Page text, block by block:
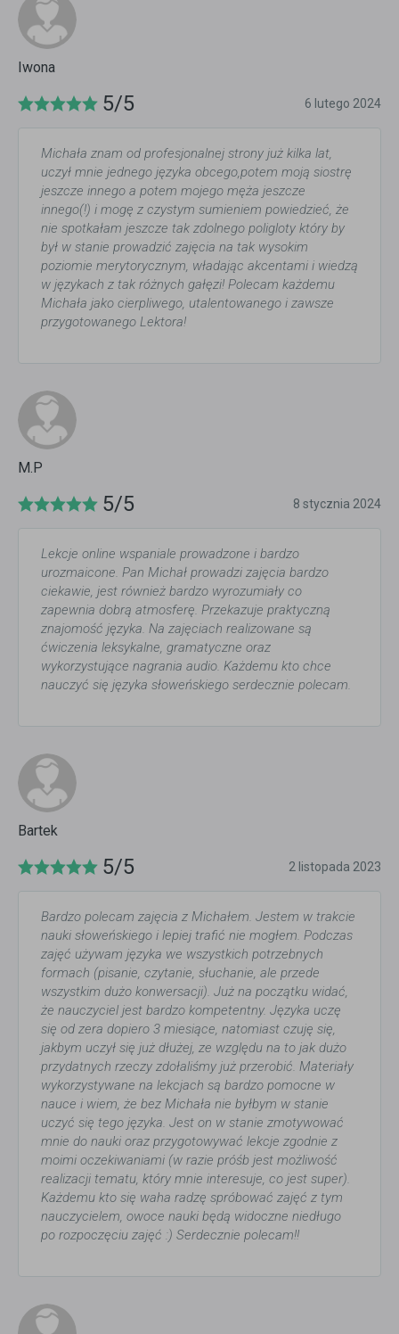
Iwona
5/5 6 lutego 2024
Michała znam od profesjonalnej strony już kilka lat,
uczył mnie jednego języka obcego,potem moją siostrę
jeszcze innego a potem mojego męża jeszcze
innego(!) i mogę z czystym sumieniem powiedzieć, że
nie spotkałam jeszcze tak zdolnego poligloty który by
był w stanie prowadzić zajęcia na tak wysokim
poziomie merytorycznym, władając akcentami i wiedzą
w językach z tak różnych gałęzi! Polecam każdemu
Michała jako cierpliwego, utalentowanego i zawsze
przygotowanego Lektora!
M.P
5/5 8 stycznia 2024
Lekcje online wspaniale prowadzone i bardzo
urozmaicone. Pan Michał prowadzi zajęcia bardzo
ciekawie, jest również bardzo wyrozumiały co
zapewnia dobrą atmosferę. Przekazuje praktyczną
znajomość języka. Na zajęciach realizowane są
ćwiczenia leksykalne, gramatyczne oraz
wykorzystujące nagrania audio. Każdemu kto chce
nauczyć się języka słoweńskiego serdecznie polecam.
Bartek
5/5 2 listopada 2023
Bardzo polecam zajęcia z Michałem. Jestem w trakcie
nauki słoweńskiego i lepiej trafić nie mogłem. Podczas
zajęć używam języka we wszystkich potrzebnych
formach (pisanie, czytanie, słuchanie, ale przede
wszystkim dużo konwersacji). Już na początku widać,
że nauczyciel jest bardzo kompetentny. Języka uczę
się od zera dopiero 3 miesiące, natomiast czuję się,
jakbym uczył się już dłużej, ze względu na to jak dużo
przydatnych rzeczy zdołaliśmy już przerobić. Materiały
wykorzystywane na lekcjach są bardzo pomocne w
nauce i wiem, że bez Michała nie byłbym w stanie
uczyć się tego języka. Jest on w stanie zmotywować
mnie do nauki oraz przygotowywać lekcje zgodnie z
moimi oczekiwaniami (w razie próśb jest możliwość
realizacji tematu, który mnie interesuje, co jest super).
Każdemu kto się waha radzę spróbować zajęć z tym
nauczycielem, owoce nauki będą widoczne niedługo
po rozpoczęciu zajęć :) Serdecznie polecam!!